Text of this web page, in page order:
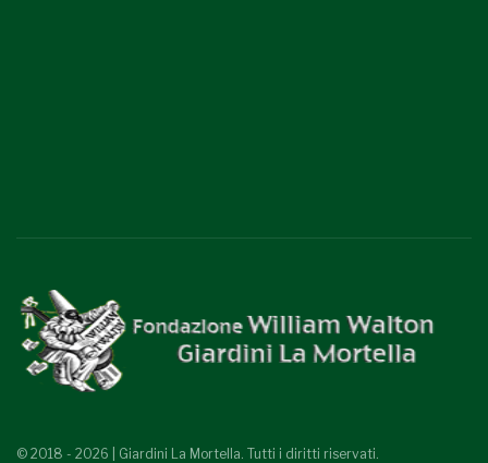
© 2018 - 2026 | Giardini La Mortella. Tutti i diritti riservati.